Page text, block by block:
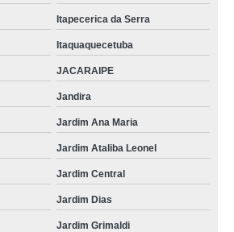
Itapecerica da Serra
Itaquaquecetuba
JACARAIPE
Jandira
Jardim Ana Maria
Jardim Ataliba Leonel
Jardim Central
Jardim Dias
Jardim Grimaldi